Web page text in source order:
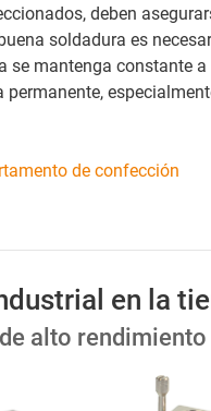
deben
soldadura es
se mantenga constante
de confección
en la
alto rendimiento